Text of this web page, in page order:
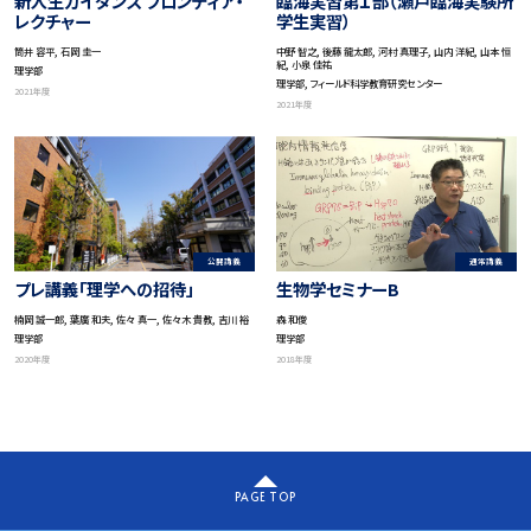
レクチャー
筒井 容平, 石岡 圭一
理学部
2021年度
学生実習）
中野 智之, 後藤 龍太郎, 河村 真理子, 山内 洋紀, 山本 恒
紀, 小泉 佳祐
理学部, フィールド科学教育研究センター
2021年度
公開講義
プレ講義「理学への招待」
楠岡 誠一郎, 葉廣 和夫, 佐々 真一, 佐々木 貴教, 吉川 裕
理学部
2020年度
通常講義
生物学セミナーB
森 和俊
理学部
2018年度
PAGE TOP